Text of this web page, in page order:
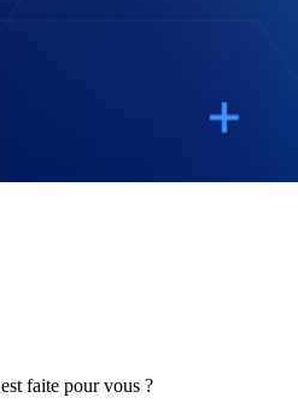
est faite pour vous ?